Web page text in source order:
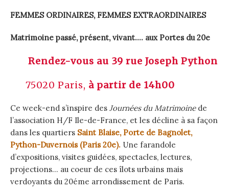
FEMMES ORDINAIRES, FEMMES EXTRAORDINAIRES
Matrimoine passé, présent, vivant…. aux Portes du 20e
Rendez-vous au 39 rue Joseph Python
75020 Paris, à partir de 14h00
Ce week-end s’inspire des Journées duMatrimoinede
l’association H/F Ile-de-France, et les décline à sa façon
dans les quartiers Saint Blaise, Porte de Bagnolet,
Python-Duvernois (Paris 20e). Une farandole
d’expositions, visites guidées, spectacles, lectures,
projections… au coeur de ces îlots urbains mais
verdoyants du 20éme arrondissement de Paris.